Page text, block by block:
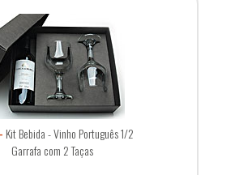
Kit Bebida - Vinho Português 1/2
Garrafa com 2 Taças